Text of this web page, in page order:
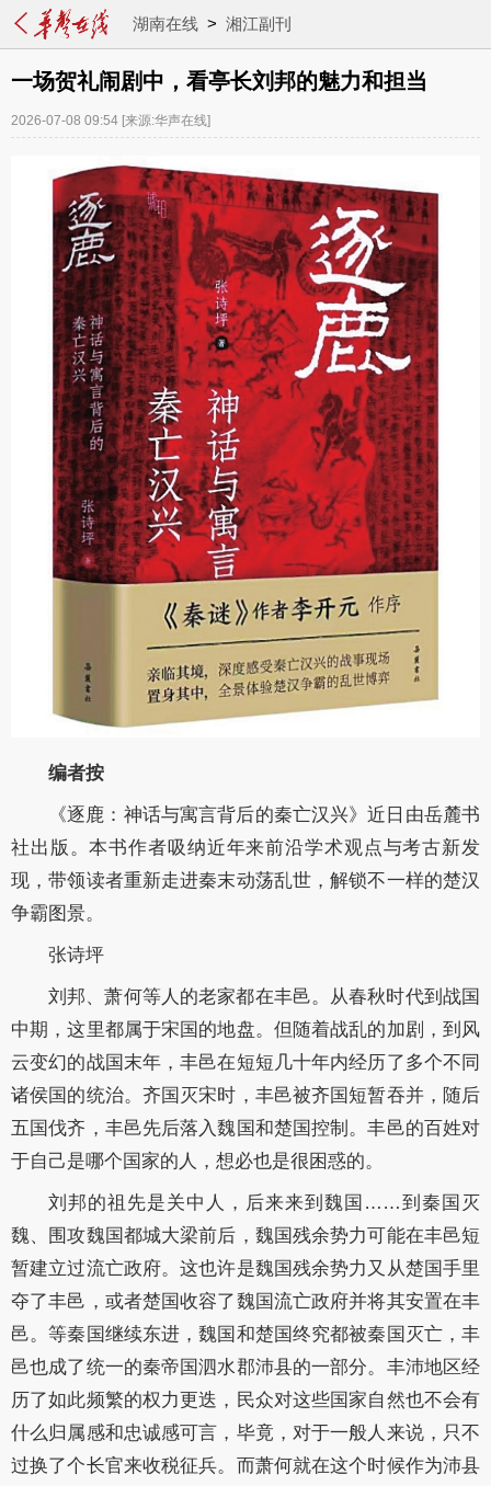
湖南在线> 湘江副刊
一场贺礼闹剧中，看亭长刘邦的魅力和担当
2026-07-08 09:54 [来源:华声在线]
编者按
《逐鹿：神话与寓言背后的秦亡汉兴》近日由岳麓书
社出版。本书作者吸纳近年来前沿学术观点与考古新发
现，带领读者重新走进秦末动荡乱世，解锁不一样的楚汉
争霸图景。
张诗坪
刘邦、萧何等人的老家都在丰邑。从春秋时代到战国
中期，这里都属于宋国的地盘。但随着战乱的加剧，到风
云变幻的战国末年，丰邑在短短几十年内经历了多个不同
诸侯国的统治。齐国灭宋时，丰邑被齐国短暂吞并，随后
五国伐齐，丰邑先后落入魏国和楚国控制。丰邑的百姓对
于自己是哪个国家的人，想必也是很困惑的。
刘邦的祖先是关中人，后来来到魏国……到秦国灭
魏、围攻魏国都城大梁前后，魏国残余势力可能在丰邑短
暂建立过流亡政府。这也许是魏国残余势力又从楚国手里
夺了丰邑，或者楚国收容了魏国流亡政府并将其安置在丰
邑。等秦国继续东进，魏国和楚国终究都被秦国灭亡，丰
邑也成了统一的秦帝国泗水郡沛县的一部分。丰沛地区经
历了如此频繁的权力更迭，民众对这些国家自然也不会有
什么归属感和忠诚感可言，毕竟，对于一般人来说，只不
过换了个长官来收税征兵。而萧何就在这个时候作为沛县